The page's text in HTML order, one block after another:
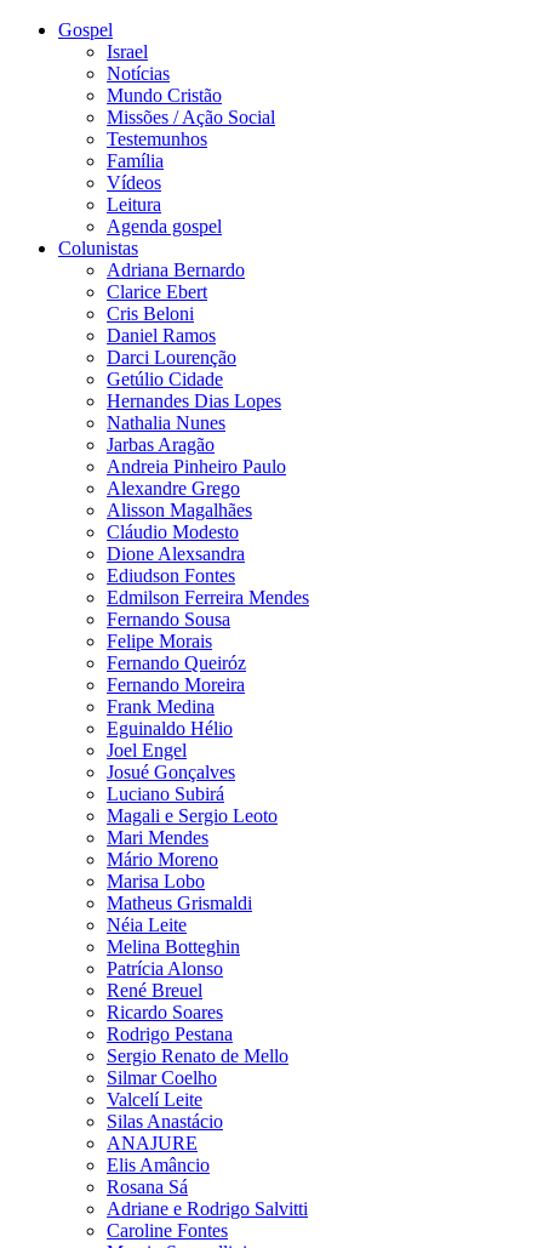
Gospel
Israel
Notícias
Mundo Cristão
Missões / Ação Social
Testemunhos
Família
Vídeos
Leitura
Agenda gospel
Colunistas
Adriana Bernardo
Clarice Ebert
Cris Beloni
Daniel Ramos
Darci Lourenção
Getúlio Cidade
Hernandes Dias Lopes
Nathalia Nunes
Jarbas Aragão
Andreia Pinheiro Paulo
Alexandre Grego
Alisson Magalhães
Cláudio Modesto
Dione Alexsandra
Ediudson Fontes
Edmilson Ferreira Mendes
Fernando Sousa
Felipe Morais
Fernando Queiróz
Fernando Moreira
Frank Medina
Eguinaldo Hélio
Joel Engel
Josué Gonçalves
Luciano Subirá
Magali e Sergio Leoto
Mari Mendes
Mário Moreno
Marisa Lobo
Matheus Grismaldi
Néia Leite
Melina Botteghin
Patrícia Alonso
René Breuel
Ricardo Soares
Rodrigo Pestana
Sergio Renato de Mello
Silmar Coelho
Valcelí Leite
Silas Anastácio
ANAJURE
Elis Amâncio
Rosana Sá
Adriane e Rodrigo Salvitti
Caroline Fontes